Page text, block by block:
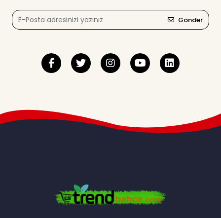
Gönder